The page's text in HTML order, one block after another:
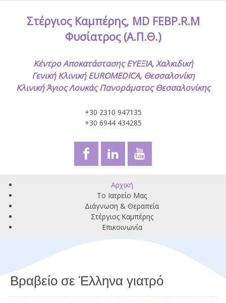
Στέργιος Καμπέρης, MD FEBP.R.M
Φυσίατρος (Α.Π.Θ.)
Κέντρο Αποκατάστασης ΕΥΕΞΙΑ, Χαλκιδική
Γενική Κλινική EUROMEDICA, Θεσσαλονίκη
Κλινική Άγιος Λουκάς Πανοράματος Θεσσαλονίκης
+30 2310 947135
+30 6944 434285
Αρχική
Το Ιατρείο Μας
Διάγνωση & Θεραπεία
Στέργιος Καμπέρης
Επικοινωνία
Βραβείο σε Έλληνα γιατρό